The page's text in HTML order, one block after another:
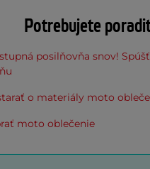
Potrebujete
posilňovňa snov!
o materiály moto
moto oblečenie